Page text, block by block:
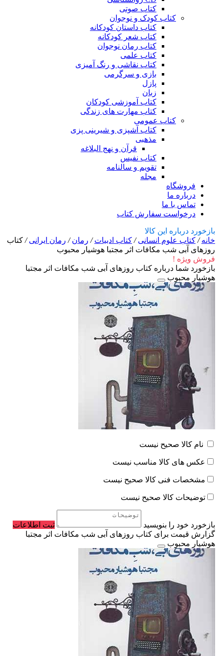
کتاب صوتی
کتاب کودک و نوجوان
کتاب داستان کودکانه
کتاب شعر کودکانه
کتاب رمان نوجوان
کتاب علمی
کتاب نقاشی و رنگ آمیزی
بازی و سرگرمی
پازل
زبان
کتاب آموزشی کودکان
کتاب مهارت های زندگی
کتاب عمومی
کتاب آشپزی و شیرینی پزی
مذهبی
قرآن و نهج البلاغه
کتاب نفیس
تقویم و سالنامه
مجله
فروشگاه
درباره ما
تماس با ما
درخواست سفارش کتاب
بازخورد درباره این کالا
خانه/ کتاب علوم انسانی/ کتاب ادبیات/ رمان/ رمان ایرانی/ کتاب
روزهای آبی شب مکافات اثر مجتبا هوشیار محبوب
فروش ویژه !
بازخورد شما درباره کتاب روزهای آبی شب مکافات اثر مجتبا
هوشیار محبوب
نام کالا صحیح نیست
عکس های کالا مناسب نیست
مشخصات فنی کالا صحیح نیست
توضیحات کالا صحیح نیست
بازخورد خود را بنویسید
ثبت اطلاعات
گزارش قیمت برای کتاب روزهای آبی شب مکافات اثر مجتبا
هوشیار محبوب